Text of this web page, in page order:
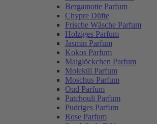
Bergamotte Parfum
Chypre Düfte
Frische Wäsche Parfum
Holziges Parfum
Jasmin Parfum
Kokos Parfum
Maiglöckchen Parfum
Molekül Parfum
Moschus Parfum
Oud Parfum
Patchouli Parfum
Pudriges Parfum
Rose Parfum